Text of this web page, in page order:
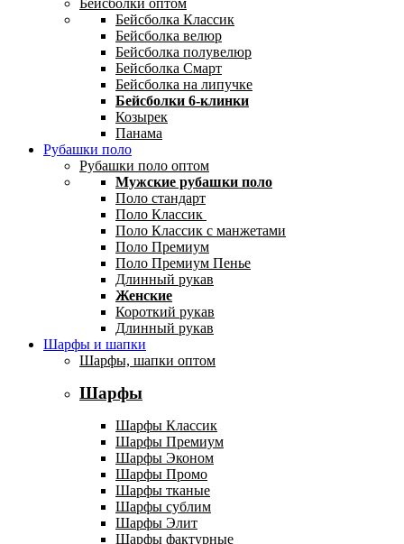
Бейсболка Классик
Бейсболка велюр
Бейсболка полувелюр
Бейсболка Смарт
Бейсболка на липучке
Бейсболки 6-клинки
Козырек
Панама
Рубашки поло
Рубашки поло оптом
Мужские рубашки поло
Поло стандарт
Поло Классик
Поло Классик с манжетами
Поло Премиум
Поло Премиум Пенье
Длинный рукав
Женские
Короткий рукав
Длинный рукав
Шарфы и шапки
Шарфы, шапки оптом
Шарфы
Шарфы Классик
Шарфы Премиум
Шарфы Эконом
Шарфы Промо
Шарфы тканые
Шарфы сублим
Шарфы Элит
Шарфы фактурные